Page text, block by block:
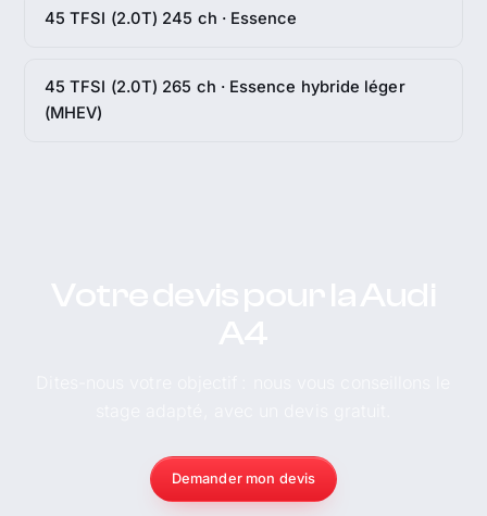
45 TFSI (2.0T) 245 ch · Essence
45 TFSI (2.0T) 265 ch · Essence hybride léger
(MHEV)
Demander mon devis